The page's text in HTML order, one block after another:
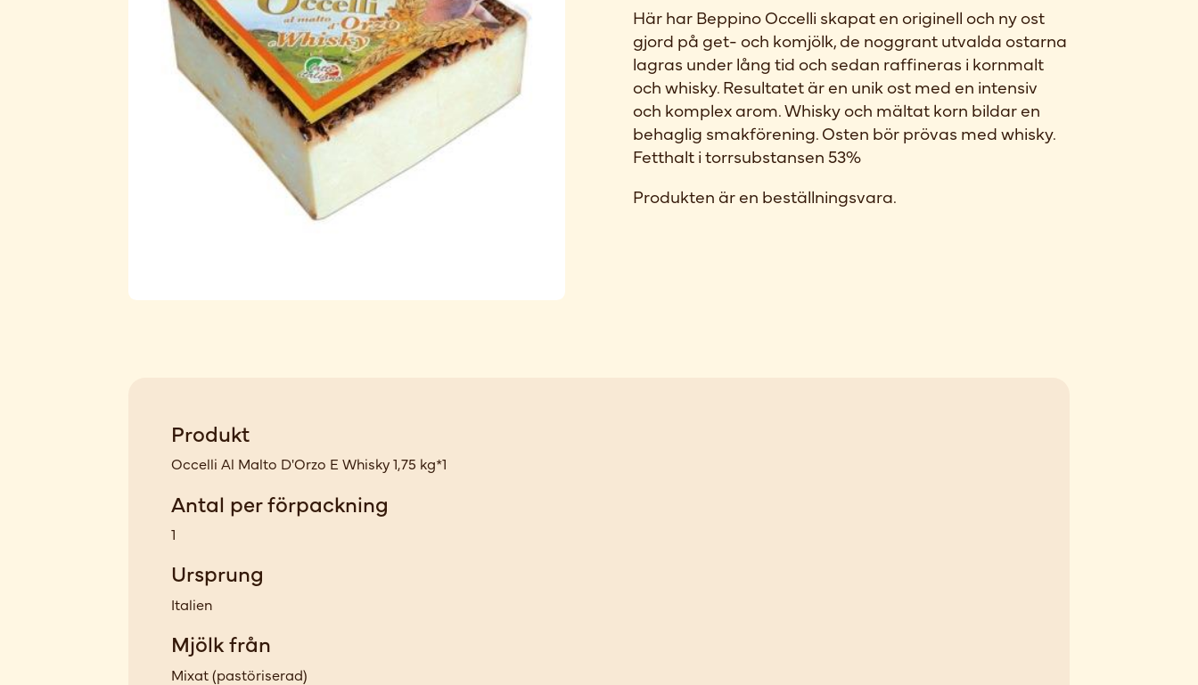
Här har Beppino Occelli skapat en originell och ny ost
gjord på get- och komjölk, de noggrant utvalda ostarna
lagras under lång tid och sedan raffineras i kornmalt
och whisky. Resultatet är en unik ost med en intensiv
och komplex arom. Whisky och mältat korn bildar en
behaglig smakförening. Osten bör prövas med whisky.
Fetthalt i torrsubstansen 53%
Produkten är en beställningsvara.
Produkt
Occelli Al Malto D'Orzo E Whisky 1,75 kg*1
Antal per förpackning
1
Ursprung
Italien
Mjölk från
Mixat(pastöriserad)